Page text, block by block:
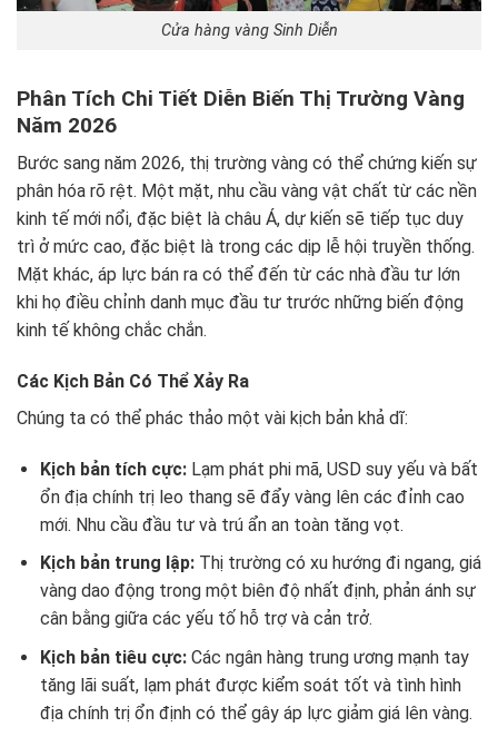
Cửa hàng vàng Sinh Diễn
Phân Tích Chi Tiết Diễn Biến Thị Trường Vàng
Năm 2026
Bước sang năm 2026, thị trường vàng có thể chứng kiến sự
phân hóa rõ rệt. Một mặt, nhu cầu vàng vật chất từ các nền
kinh tế mới nổi, đặc biệt là châu Á, dự kiến sẽ tiếp tục duy
trì ở mức cao, đặc biệt là trong các dịp lễ hội truyền thống.
Mặt khác, áp lực bán ra có thể đến từ các nhà đầu tư lớn
khi họ điều chỉnh danh mục đầu tư trước những biến động
kinh tế không chắc chắn.
Các Kịch Bản Có Thể Xảy Ra
Chúng ta có thể phác thảo một vài kịch bản khả dĩ:
Kịch bản tích cực:Lạm phát phi mã, USD suy yếu và bất
ổn địa chính trị leo thang sẽ đẩy vàng lên các đỉnh cao
mới. Nhu cầu đầu tư và trú ẩn an toàn tăng vọt.
Kịch bản trung lập:Thị trường có xu hướng đi ngang, giá
vàng dao động trong một biên độ nhất định, phản ánh sự
cân bằng giữa các yếu tố hỗ trợ và cản trở.
Kịch bản tiêu cực:Các ngân hàng trung ương mạnh tay
tăng lãi suất, lạm phát được kiểm soát tốt và tình hình
địa chính trị ổn định có thể gây áp lực giảm giá lên vàng.